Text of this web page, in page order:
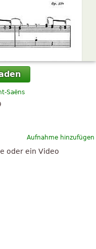
Saëns
Aufnahme hinzufügen
oder ein Video